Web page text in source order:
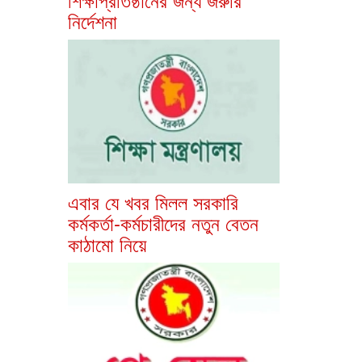
নির্দেশনা
এবার যে খবর মিলল সরকারি
কর্মকর্তা-কর্মচারীদের নতুন বেতন
কাঠামো নিয়ে